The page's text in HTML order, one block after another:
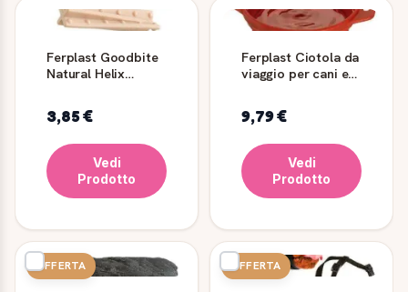
Ferplast Goodbite
Natural Helix
Gioco Da Masticare
Per Cani Naturale
3,85 €
Vedi
Prodotto
Ferplast Ciotola da
viaggio per cani e
9,79 €
Vedi
Prodotto
OFFERTA OFFERTA